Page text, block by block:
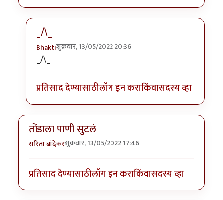
_/\_
Bhaktiशुक्रवार, 13/05/2022 20:36
In reply to
_/\_
प्रतिसाद देण्यासाठीलॉग इन कराकिंवासदस्य व्हा
तोंडाला पाणी सुटलं
सरिता बांदेकरशुक्रवार, 13/05/2022 17:46
प्रतिसाद देण्यासाठीलॉग इन कराकिंवासदस्य व्हा